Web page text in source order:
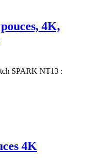
4K,
SPARK NT13 :
4K